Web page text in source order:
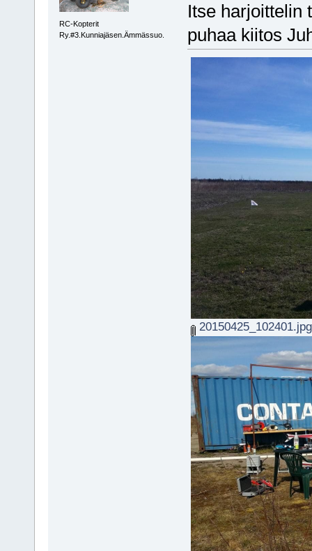
RC-Kopterit
Ry.#3.Kunniajäsen.Ämmässuo.
Itse harjoittelin
puhaa kiitos
20150425_102401.jpg